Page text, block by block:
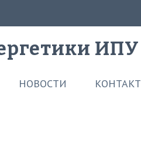
НОВОСТИ